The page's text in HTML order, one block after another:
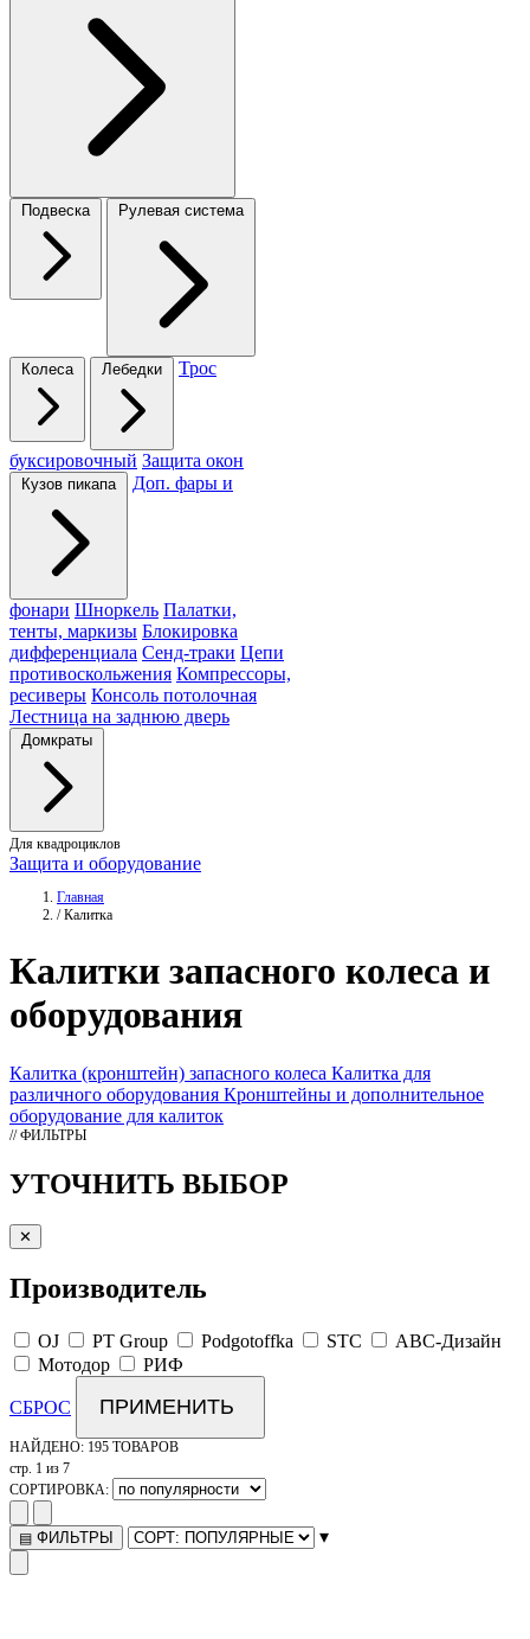
Подвеска Рулевая система
Колеса Лебедки Трос
буксировочный Защита окон
Кузов пикапа Доп. фары и
фонари Шноркель Палатки,
тенты, маркизы Блокировка
дифференциала Сенд-траки Цепи
противоскольжения Компрессоры,
ресиверы Консоль потолочная
Лестница на заднюю дверь
Домкраты
Для квадроциклов
Защита и оборудование
Главная
/ Калитка
Калитки запасного колеса и
оборудования
Калитка (кронштейн) запасного колеса Калитка для
различного оборудования Кронштейны и дополнительное
оборудование для калиток
// ФИЛЬТРЫ
УТОЧНИТЬ ВЫБОР
✕
Производитель
OJ PT Group Podgotoffka STC
АВС-Дизайн
Мотодор
РИФ
СБРОС ПРИМЕНИТЬ
НАЙДЕНО: 195 ТОВАРОВ
стр. 1 из 7
СОРТИРОВКА:
▤ ФИЛЬТРЫ ▾